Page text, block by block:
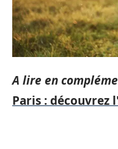
A lire en
Paris : découvrez